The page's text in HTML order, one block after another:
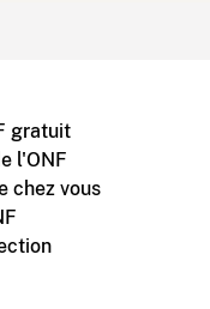
gratuit
l'ONF
chez vous